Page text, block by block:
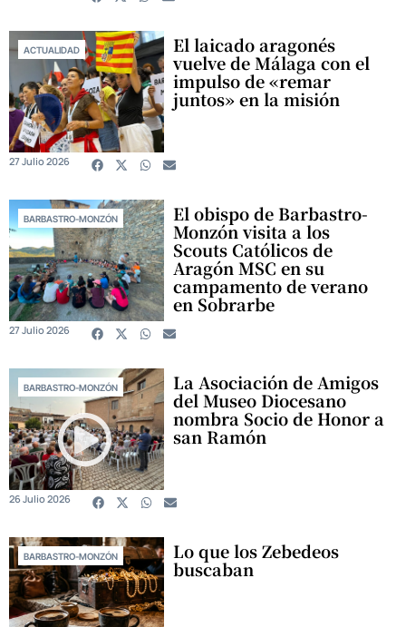
ACTUALIDAD El laicado aragonés
vuelve de Málaga con el
impulso de «remar
juntos» en la misión
27 Julio 2026
BARBASTRO-MONZÓN El obispo de Barbastro-
Monzón visita a los
Scouts Católicos de
Aragón MSC en su
campamento de verano
en Sobrarbe
27 Julio 2026
BARBASTRO-MONZÓN La Asociación de Amigos
del Museo Diocesano
nombra Socio de Honor a
san Ramón
26 Julio 2026
BARBASTRO-MONZÓN Lo que los Zebedeos
buscaban